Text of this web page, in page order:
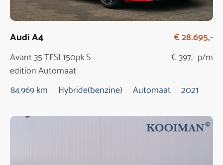
Audi A4
Avant 35 TFSI 150pk S
edition Automaat
€ 28.695,-
€ 397,- p/m
84.969 km Hybride(benzine) Automaat 2021